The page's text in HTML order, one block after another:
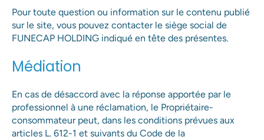
Pour toute question ou information sur le contenu publié
sur le site, vous pouvez contacter le siège social de
FUNECAP HOLDING indiqué en tête des présentes.
Médiation
En cas de désaccord avec la réponse apportée par le
professionnel à une réclamation, le Propriétaire-
consommateur peut, dans les conditions prévues aux
articles L. 612-1 et suivants du Code de la